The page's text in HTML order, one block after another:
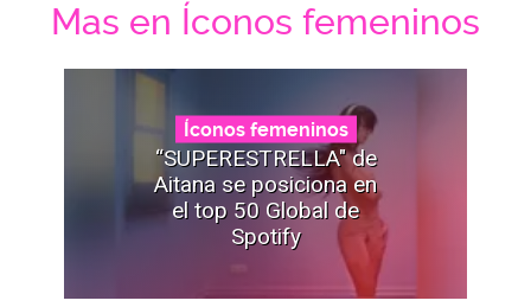
Mas en Íconos femeninos
Íconos femeninos
“SUPERESTRELLA" de
Aitana se posiciona en
el top 50 Global de
Spotify